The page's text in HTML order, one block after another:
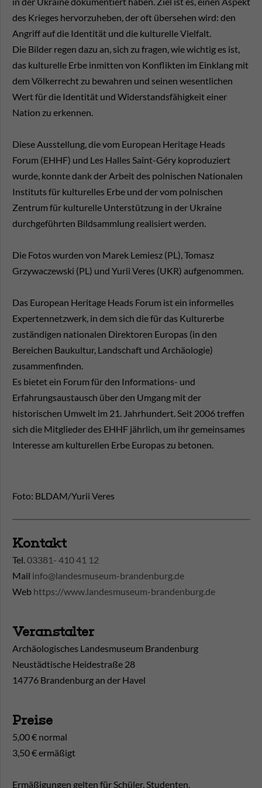
des Krieges hervorzuheben, der oft übersehen wird: den
Angriff auf die Identität und die kulturelle Vielfalt.
Die Bilder regen dazu an, sich zu fragen, wie wichtig es ist,
das kulturelle Erbe inmitten von Konflikten im Einklang mit
dem Völkerrecht zu bewahren und seinen wesentlichen
Wert für die Identität und Widerstandsfähigkeit einer
Nation zu erkennen.
Diese Ausstellung, die vom European Heritage Heads
Forum (EHHF) und Les Halles Saint-Géry koproduziert
wurde, konnte dank der Arbeit des polnischen Nationalen
Instituts für kulturelles Erbe und der vom polnischen
Zentrum für kulturelle Unterstützung in der Ukraine
durchgeführten Bildsammlung realisiert werden.
Die Fotos wurden von Marek Lemiesz (PL), Tomasz
Grzywaczewski (PL) und Yurii Veres (UKR) aufgenommen.
Das European Heritage Heads Forum ist ein informelles
Expertennetzwerk, in dem sich die für das Kulturerbe
zuständigen nationalen Direktoren Europas (in den
Bereichen Baukultur, Landschaft und Archäologie)
zusammenfinden.
Es bietet ein Forum für den Informations- und
Erfahrungsaustausch über den Umgang mit der
historischen Umwelt im 21. Jahrhundert. Seit 2006 treffen
sich die Mitglieder des EHHF jährlich, um ihr gemeinsames
Interesse am kulturellen Erbe Europas zu betonen.
Foto: BLDAM/Yurii Veres
Kontakt
Tel.03381- 410 41 12
Mail info@landesmuseum-brandenburg.de
Web https://www.landesmuseum-brandenburg.de
Veranstalter
Archäologisches Landesmuseum Brandenburg
Neustädtische Heidestraße 28
14776 Brandenburg an der Havel
Preise
5,00 € normal
3,50 € ermäßigt
Ermäßigungen gelten für Schüler, Studenten,